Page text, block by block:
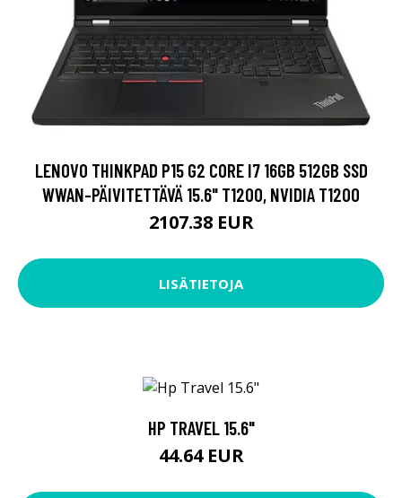
LENOVO THINKPAD P15 G2 CORE I7 16GB 512GB SSD
WWAN-PÄIVITETTÄVÄ 15.6" T1200, NVIDIA T1200
2107.38 EUR
LISÄTIETOJA
HP TRAVEL 15.6"
44.64 EUR